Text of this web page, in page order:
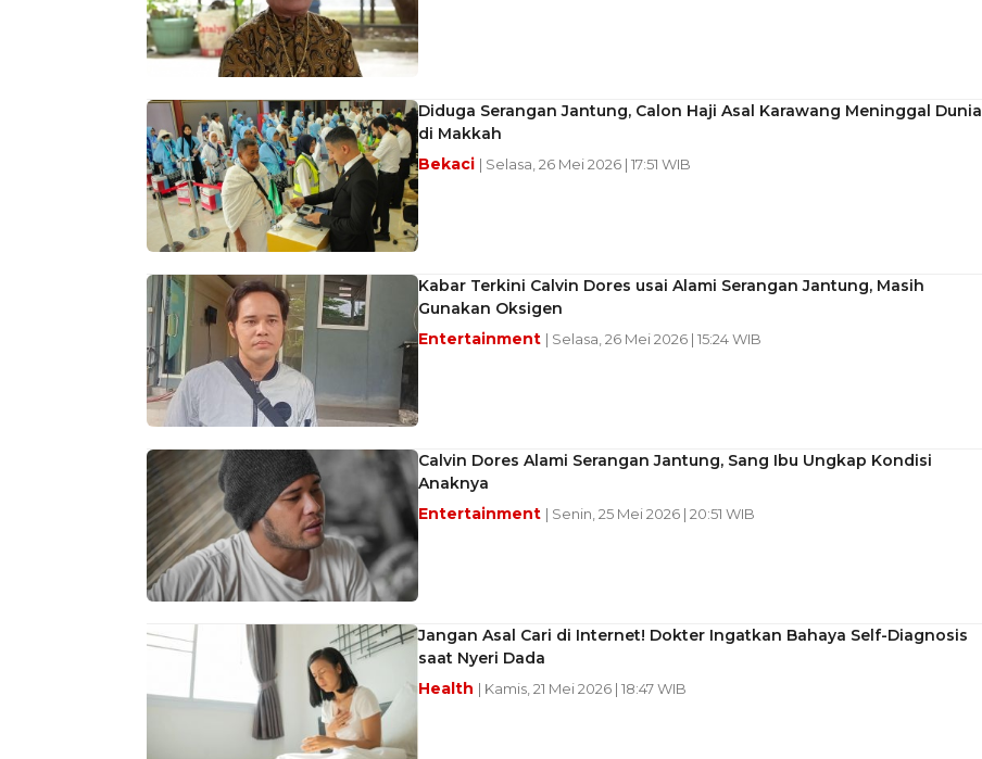
Diduga Serangan Jantung, Calon Haji Asal Karawang Meninggal Dunia
di Makkah
Bekaci | Selasa, 26 Mei 2026 | 17:51 WIB
Kabar Terkini Calvin Dores usai Alami Serangan Jantung, Masih
Gunakan Oksigen
Entertainment | Selasa, 26 Mei 2026 | 15:24 WIB
Calvin Dores Alami Serangan Jantung, Sang Ibu Ungkap Kondisi
Anaknya
Entertainment | Senin, 25 Mei 2026 | 20:51 WIB
Jangan Asal Cari di Internet! Dokter Ingatkan Bahaya Self-Diagnosis
saat Nyeri Dada
Health | Kamis, 21 Mei 2026 | 18:47 WIB